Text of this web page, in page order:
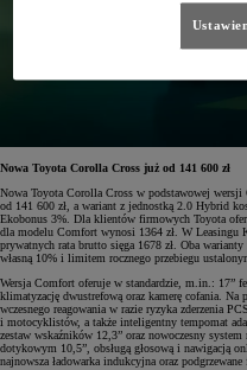
Nowa Toyota Corolla Cross już od 141 600 zł
Nowa Toyota Corolla Cross w podstawowej
od 141 600 zł, a wariant z jednostką 2.0 Hybrid
Ekobonus 3%. Dla klientów firmowych Toyota
dla modelu Comfort wynosi 1364 zł. W Leasingu
prywatnych rata brutto sięga 1678 zł. Oba
własną 10% i limitem rocznego przebiegu
Wersja Comfort oferuje w standardzie, m.in.: 17”
klimatyzację dwustrefową oraz kamerę cofania. Na
wczesnego reagowania w razie ryzyka zderzenia
i motocyklistów, a także inteligentny tempomat
zestaw wskaźników 12,3” oraz nowoczesny
dotykowym 10,5”, obsługą głosową i nawigacją
najnowsza ładowarka indukcyjna oraz podgrzewane